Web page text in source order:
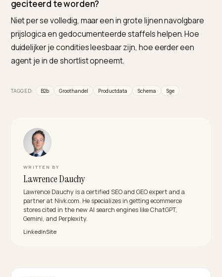
inkoopagents je kunnen citeren.
Waarom vindt een AI-inkoopagent mijn
wel en mij niet?
Omdat de data van je concurrent leesbaarder is.
achter een login, terwijl die van de concurrent in
Volstaat een PDF-catalogus voor AI-zoeken?
Nee. Een PDF wordt door modellen zelden
als gestructureerde data verwerkt. De beslissende
gegevens, artikelnummer, specs, norm, moeten naar
tekst, schema en metaobjecten om geciteerd te
worden.